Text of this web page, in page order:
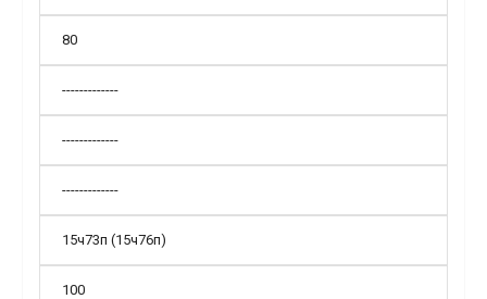
80
-------------
-------------
-------------
15ч73п (15ч76п)
100